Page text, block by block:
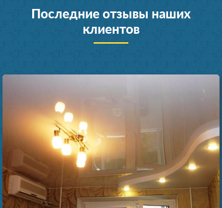
Последние отзывы наших
клиентов